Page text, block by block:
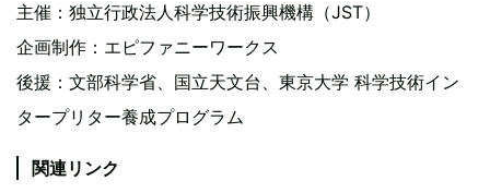
主催：独立行政法人科学技術振興機構（JST）
企画制作：エピファニーワークス
後援：文部科学省、国立天文台、東京大学 科学技術イン
タープリター養成プログラム
関連リンク